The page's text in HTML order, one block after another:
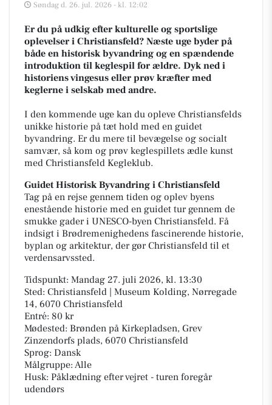
Søndag d. 26. jul. 2026 - kl. 12:02
Er du på udkig efter kulturelle og sportslige
oplevelser i Christiansfeld? Næste uge byder på
både en historisk byvandring og en spændende
introduktion til keglespil for ældre. Dyk ned i
historiens vingesus eller prøv kræfter med
keglerne i selskab med andre.
I den kommende uge kan du opleve Christiansfelds
unikke historie på tæt hold med en guidet
byvandring. Er du mere til bevægelse og socialt
samvær, så kom og prøv keglespillets ædle kunst
med Christiansfeld Kegleklub.
Guidet Historisk Byvandring i Christiansfeld
Tag på en rejse gennem tiden og oplev byens
enestående historie med en guidet tur gennem de
smukke gader i UNESCO-byen Christiansfeld. Få
indsigt i Brødremenighedens fascinerende historie,
byplan og arkitektur, der gør Christiansfeld til et
verdensarvssted.
Tidspunkt: Mandag 27. juli 2026, kl. 13:30
Sted: Christiansfeld | Museum Kolding, Nørregade
14, 6070 Christiansfeld
Entré: 80 kr
Mødested: Brønden på Kirkepladsen, Grev
Zinzendorfs plads, 6070 Christiansfeld
Sprog: Dansk
Målgruppe: Alle
Husk: Påklædning efter vejret - turen foregår
udendørs